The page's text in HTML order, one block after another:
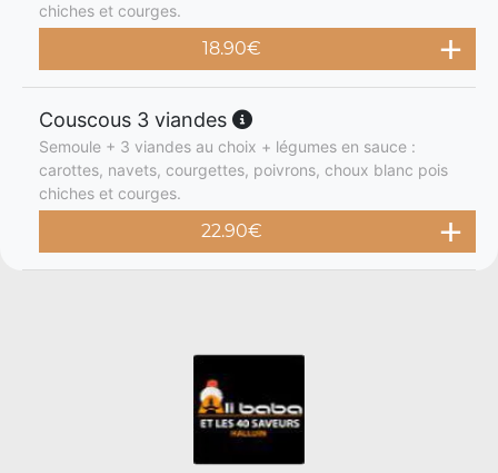
chiches et courges.
18.90€
Couscous 3 viandes
Semoule + 3 viandes au choix + légumes en sauce :
carottes, navets, courgettes, poivrons, choux blanc pois
chiches et courges.
22.90€